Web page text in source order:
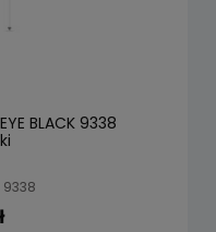
BLACK 9338
9338